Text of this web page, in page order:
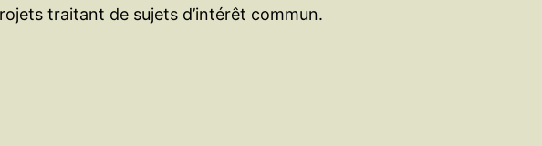
traitant de sujets d’intérêt commun.